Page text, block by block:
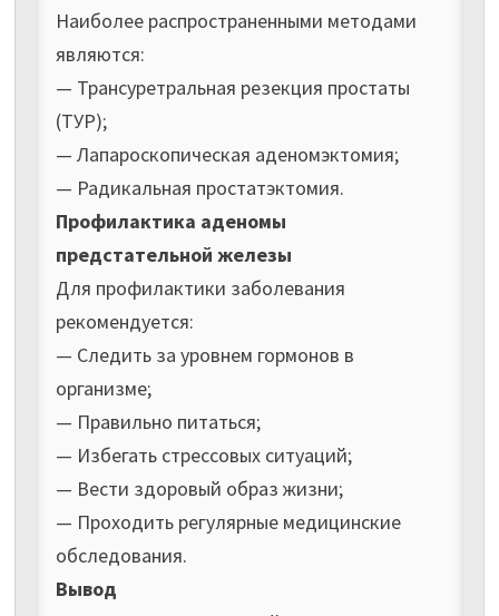
Наиболее распространенными методами
являются:
— Трансуретральная резекция простаты
(ТУР);
— Лапароскопическая аденомэктомия;
— Радикальная простатэктомия.
Профилактика аденомы
предстательной железы
Для профилактики заболевания
рекомендуется:
— Следить за уровнем гормонов в
организме;
— Правильно питаться;
— Избегать стрессовых ситуаций;
— Вести здоровый образ жизни;
— Проходить регулярные медицинские
обследования.
Вывод